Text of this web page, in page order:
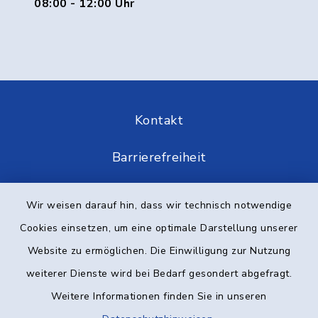
Wir weisen darauf hin, dass wir technisch notwendige
Cookies einsetzen, um eine optimale Darstellung unserer
Website zu ermöglichen. Die Einwilligung zur Nutzung
weiterer Dienste wird bei Bedarf gesondert abgefragt.
Weitere Informationen finden Sie in unseren
08:00 - 12:00 Uhr
Kontakt
Barrierefreiheit
Impressum
Elektronische Kommunikation
Sitemap